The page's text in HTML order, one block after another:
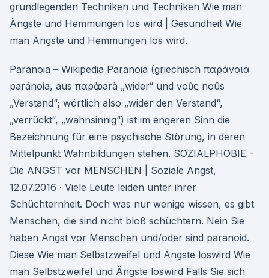
grundlegenden Techniken und Techniken Wie man
Ängste und Hemmungen los wird | Gesundheit Wie
man Ängste und Hemmungen los wird.
Paranoia – Wikipedia Paranoia (griechisch παράνοια
paránoia, aus παρὰ parà „wider“ und νοῦς noûs
„Verstand“; wörtlich also „wider den Verstand“,
„verrückt“, „wahnsinnig“) ist im engeren Sinn die
Bezeichnung für eine psychische Störung, in deren
Mittelpunkt Wahnbildungen stehen. SOZIALPHOBIE -
Die ANGST vor MENSCHEN | Soziale Angst,
12.07.2016 · Viele Leute leiden unter ihrer
Schüchternheit. Doch was nur wenige wissen, es gibt
Menschen, die sind nicht bloß schüchtern. Nein Sie
haben Angst vor Menschen und/oder sind paranoid.
Diese Wie man Selbstzweifel und Ängste loswird Wie
man Selbstzweifel und Ängste loswird Falls Sie sich